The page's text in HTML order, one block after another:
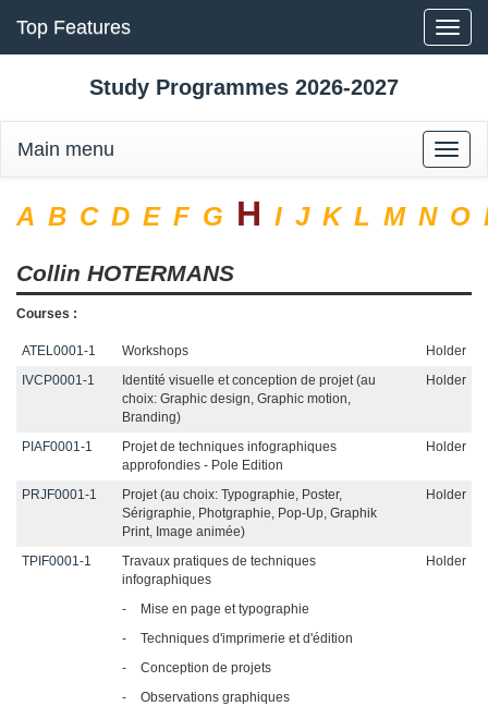
Toggle
Top Features
Study Programmes 2026-2027
Toggle
Main menu
A B C D E F G H I J K L M N O
Collin HOTERMANS
Courses :
ATEL0001-1 Workshops
Holder
IVCP0001-1
Identité visuelle et conception de projet (au
choix: Graphic design, Graphic motion,
Branding)
Holder
PIAF0001-1
Projet de techniques infographiques
approfondies - Pole Edition
Holder
PRJF0001-1
Projet (au choix: Typographie, Poster,
Sérigraphie, Photgraphie, Pop-Up, Graphik
Print, Image animée)
Holder
TPIF0001-1
Travaux pratiques de techniques
infographiques
Holder
-
Mise en page et typographie
-
Techniques d'imprimerie et d'édition
-
Conception de projets
-
Observations graphiques